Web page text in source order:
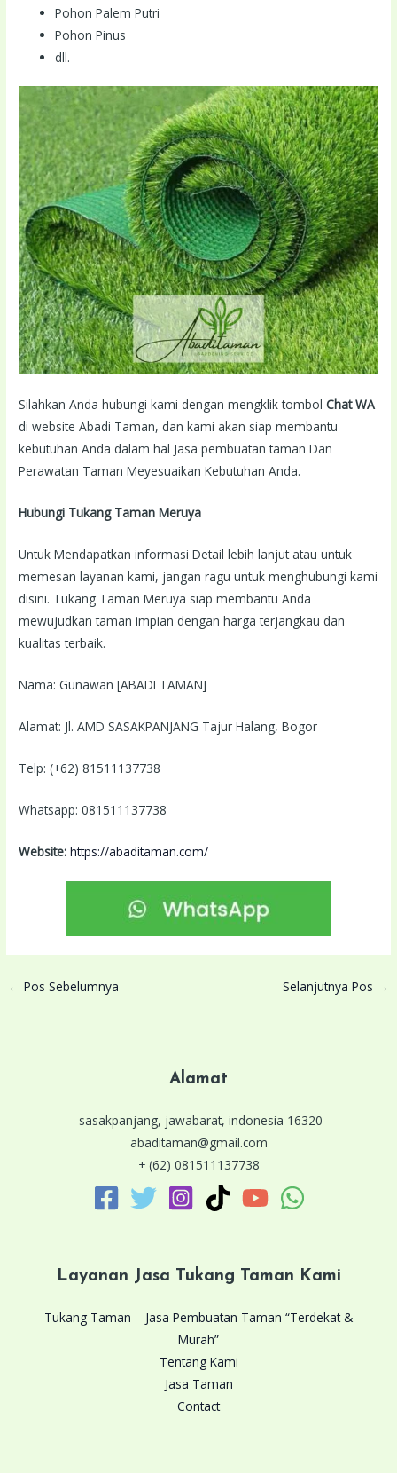
Pohon Palem Putri
Pohon Pinus
dll.
Silahkan Anda hubungi kami dengan mengklik tombolChat WA
di website Abadi Taman, dan kami akan siap membantu
kebutuhan Anda dalam hal Jasa pembuatan taman Dan
Perawatan Taman Meyesuaikan Kebutuhan Anda.
Hubungi Tukang Taman Meruya
Untuk Mendapatkan informasi Detail lebih lanjut atau untuk
memesan layanan kami, jangan ragu untuk menghubungi kami
disini. Tukang Taman Meruya siap membantu Anda
mewujudkan taman impian dengan harga terjangkau dan
kualitas terbaik.
Nama: Gunawan [ABADI TAMAN]
Alamat: Jl. AMD SASAKPANJANG Tajur Halang, Bogor
Telp: (+62) 81511137738
Whatsapp: 081511137738
Website: https://abaditaman.com/
← Pos Sebelumnya Selanjutnya Pos →
Alamat
sasakpanjang, jawabarat, indonesia 16320
abaditaman@gmail.com
+ (62) 081511137738
Layanan Jasa Tukang Taman Kami
Tukang Taman – Jasa Pembuatan Taman “Terdekat &
Murah”
Tentang Kami
Jasa Taman
Contact